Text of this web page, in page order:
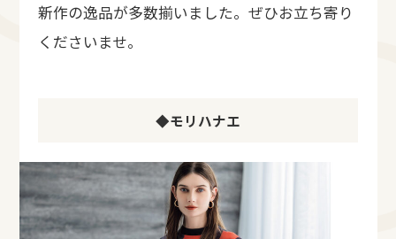
新作の逸品が多数揃いました。ぜひお立ち寄り
くださいませ。
◆モリハナエ